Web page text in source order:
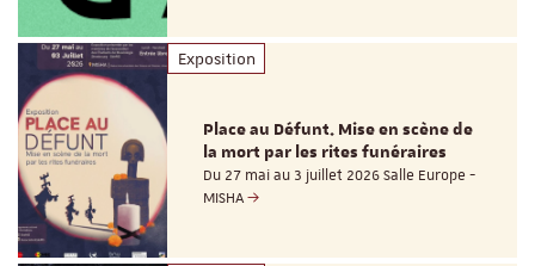
Exposition
Place au Défunt. Mise en scène de
la mort par les rites funéraires
Du 27 mai au 3 juillet 2026 Salle Europe -
MISHA